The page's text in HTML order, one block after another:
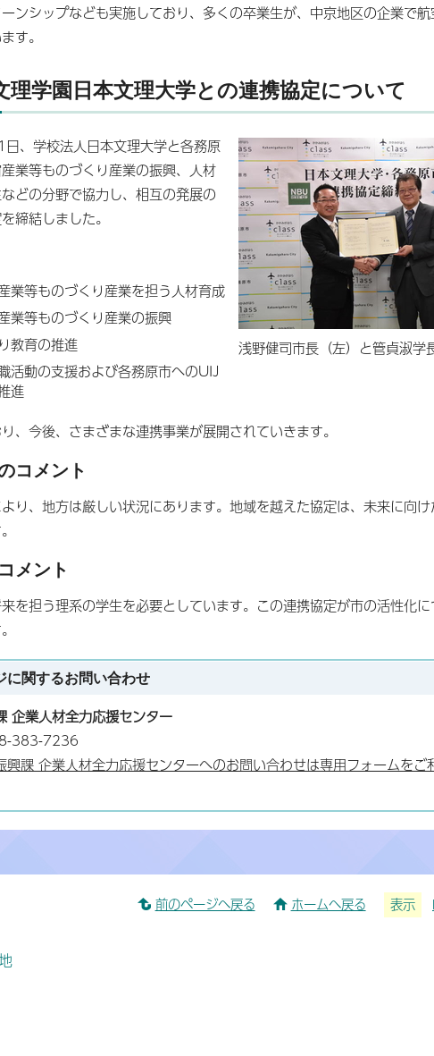
ンシップなども実施しており、多くの卒業生が、中京地区の企業で
す。
理学園日本文理大学との連携協定について
浅野健司市長（左）と管貞淑学
、学校法人日本文理大学と各務原
業等ものづくり産業の振興、人材
どの分野で協力し、相互の発展の
締結しました。
業等ものづくり産業を担う人材育成
業等ものづくり産業の振興
教育の推進
活動の支援および各務原市へのUIJ
進
、今後、さまざまな連携事業が展開されていきます。
コメント
り、地方は厳しい状況にあります。地域を越えた協定は、未来に向
メント
を担う理系の学生を必要としています。この連携協定が市の活性化
に関するお問い合わせ
企業人材全力応援センター
383-7236
興課 企業人材全力応援センターへのお問い合わせは専用フォームをご
前のページへ戻る ホームへ戻る 表示